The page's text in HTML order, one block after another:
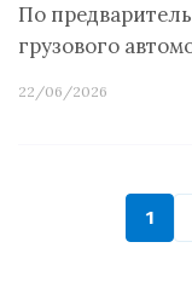
По
грузового
22/06/2026
1